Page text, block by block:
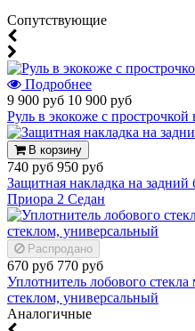
Cопутствующие
Подробнее
9 900 руб 10 900 руб
Руль в экокоже с
В корзину
740 руб 950 руб
Защитная накладка на
Приора 2 Седан
Распродано
670 руб 770 руб
Уплотнитель лобового
стеклом, универсальный
Аналогичные